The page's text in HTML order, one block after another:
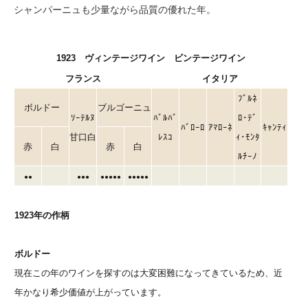
シャンパーニュも少量ながら品質の優れた年。
1923 ヴィンテージワイン ビンテージワイン
フランス
イタリア
ボルドー
ｿｰﾃﾙﾇ
甘口白
ブルゴーニュ
ﾊﾞﾙﾊﾞ
ﾚｽｺ
ﾊﾞﾛｰﾛ ｱﾏﾛｰﾈ
ﾌﾞﾙﾈ
ﾛ･ﾃﾞ
ｨ･ﾓﾝﾀ
ﾙﾁｰﾉ
ｷｬﾝﾃｨ
赤
白 赤 白
●● ●●● ●●●●● ●●●●●
1923年の作柄
ボルドー
現在この年のワインを探すのは大変困難になってきているため、近
年かなり希少価値が上がっています。